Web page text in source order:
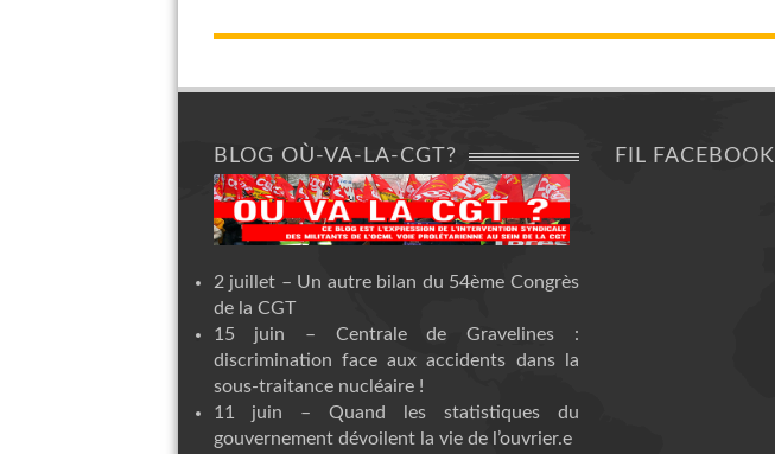
BLOG OÙ-VA-LA-CGT?
2 juillet – Un autre bilan du 54ème Congrès
de la CGT
15 juin – Centrale de Gravelines :
discrimination face aux accidents dans la
sous-traitance nucléaire !
11 juin – Quand les statistiques du
gouvernement dévoilent la vie de l’ouvrier.e
FIL FACEBOOK